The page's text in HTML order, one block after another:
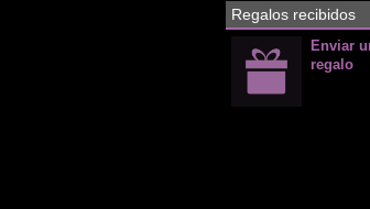
Regalos recibidos
Enviar
regalo